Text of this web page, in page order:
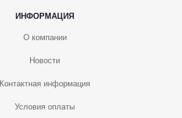
ИНФОРМАЦИЯ
О компании
Новости
Контактная информация
Условия оплаты